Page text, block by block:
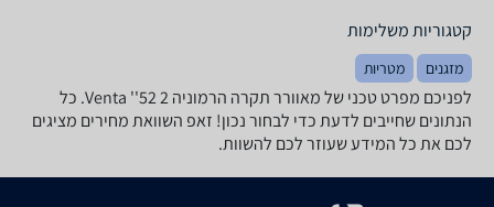
קטגוריות משלימות
מזגנים מטריות
לפניכם מפרט טכני של ‏מאוורר תקרה הרמוניה 2 52'' Venta. כל
הנתונים שחייבים לדעת כדי לבחור נכון! זאפ השוואת מחירים מציגים
לכם את כל המידע שעוזר לכם להשוות.